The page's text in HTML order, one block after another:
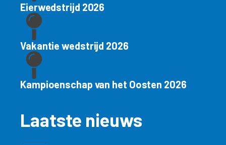
Eierwedstrijd 2026
Vakantie wedstrijd 2026
Kampioenschap van het Oosten 2026
Laatste nieuws